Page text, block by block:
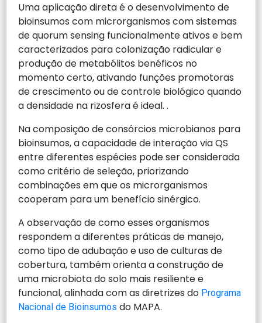
Uma aplicação direta é o desenvolvimento de
bioinsumos com microrganismos com sistemas
de quorum sensing funcionalmente ativos e bem
caracterizados para colonização radicular e
produção de metabólitos benéficos no
momento certo, ativando funções promotoras
de crescimento ou de controle biológico quando
a densidade na rizosfera é ideal. .
Na composição de consórcios microbianos para
bioinsumos, a capacidade de interação via QS
entre diferentes espécies pode ser considerada
como critério de seleção, priorizando
combinações em que os microrganismos
cooperam para um benefício sinérgico.
A observação de como esses organismos
respondem a diferentes práticas de manejo,
como tipo de adubação e uso de culturas de
cobertura, também orienta a construção de
uma microbiota do solo mais resiliente e
funcional, alinhada com as diretrizes do Programa
Nacional de Bioinsumos do MAPA.